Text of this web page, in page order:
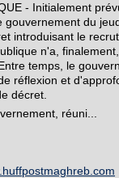
- Initialement
gouvernement du
introduisant le
n'a,
temps, le
réflexion et
décret.
réuni...